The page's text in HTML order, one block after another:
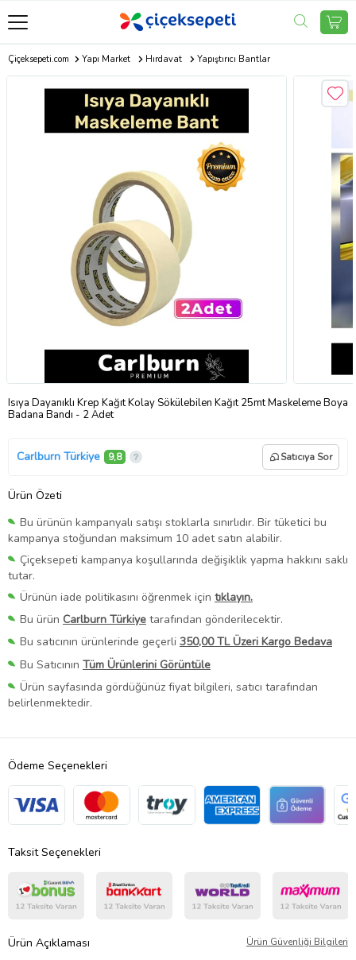
Çiçeksepeti.com Yapı Market Hırdavat Yapıştırıcı Bantlar
Isıya Dayanıklı Krep Kağıt Kolay Sökülebilen Kağıt 25mt Maskeleme Boya
Badana Bandı - 2 Adet
Carlburn Türkiye 9,8 Satıcıya Sor
Ürün Özeti
Bu ürünün kampanyalı satışı stoklarla sınırlıdır. Bir tüketici bu
kampanya stoğundan maksimum 10 adet satın alabilir.
Çiçeksepeti kampanya koşullarında değişiklik yapma hakkını saklı
tutar.
Ürünün iade politikasını öğrenmek için tıklayın.
Bu ürün Carlburn Türkiye tarafından gönderilecektir.
Bu satıcının ürünlerinde geçerli 350,00 TL Üzeri Kargo Bedava
Bu Satıcının Tüm Ürünlerini Görüntüle
Ürün sayfasında gördüğünüz fiyat bilgileri, satıcı tarafından
belirlenmektedir.
Ödeme Seçenekleri
Taksit Seçenekleri
Ürün Açıklaması Ürün Güvenliği Bilgileri